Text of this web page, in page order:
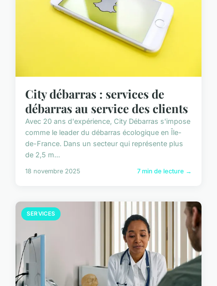
City débarras : services de
débarras au service des clients
Avec 20 ans d'expérience, City Débarras s'impose
comme le leader du débarras écologique en Île-
de-France. Dans un secteur qui représente plus
de 2,5 m...
18 novembre 2025 7 min de lecture →
SERVICES